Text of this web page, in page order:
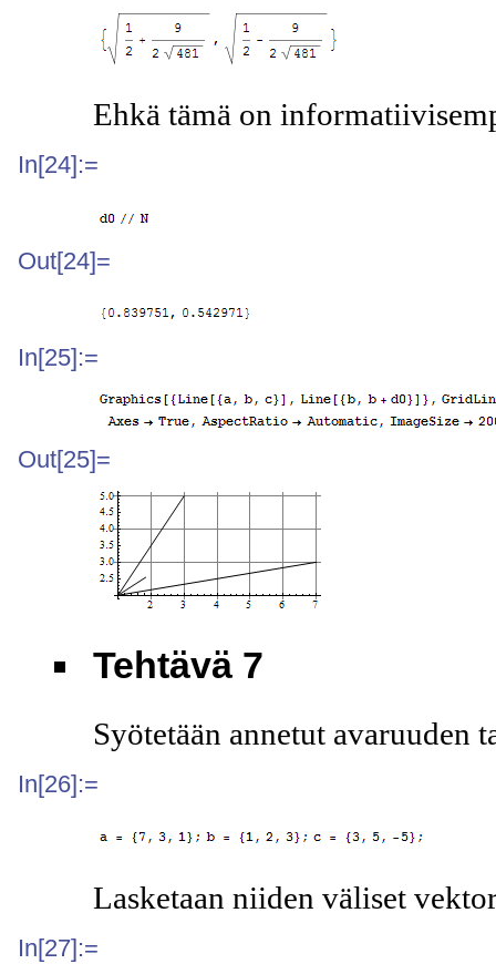
Ehkä tämä on
In[24]:=
Out[24]=
In[25]:=
Out[25]=
Tehtävä 7
Syötetään annetut avaruuden
In[26]:=
Lasketaan niiden väliset
In[27]:=